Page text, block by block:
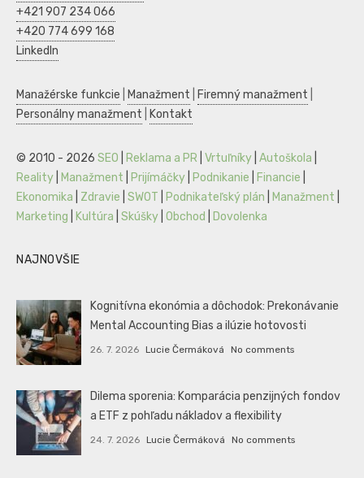
+421 907 234 066
+420 774 699 168
LinkedIn
Manažérske funkcie Manažment Firemný manažment
Personálny manažment
Kontakt
© 2010 - 2026 SEO Reklama a PR Vrtuľníky Autoškola
Reality
Manažment Prijímáčky Podnikanie Financie
Ekonomika
Zdravie SWOT Podnikateľský plán Manažment
Marketing
Kultúra Skúšky Obchod Dovolenka
NAJNOVŠIE
Kognitívna ekonómia a dôchodok: Prekonávanie
Mental Accounting Bias a ilúzie hotovosti
26. 7. 2026 Lucie Čermáková No comments
Dilema sporenia: Komparácia penzijných fondov
a ETF z pohľadu nákladov a flexibility
24. 7. 2026 Lucie Čermáková No comments